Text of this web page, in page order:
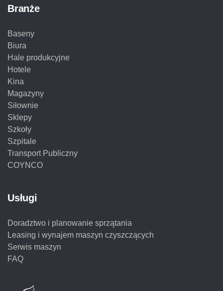
Branże
Baseny
Biura
Hale produkcyjne
Hotele
Kina
Magazyny
Siłownie
Sklepy
Szkoły
Szpitale
Transport Publiczny
COYNCO
Usługi
Doradztwo i planowanie sprzątania
Leasing i wynajem maszyn czyszczących
Serwis maszyn
FAQ